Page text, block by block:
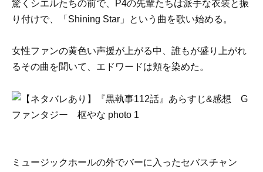
驚くシエルたちの前で、P4の先輩たちは派手な衣装と振
り付けで、「Shining Star」という曲を歌い始める。
女性ファンの黄色い声援が上がる中、誰もが盛り上がれ
るその曲を聞いて、エドワードは頬を染めた。
ミュージックホールの外でバーに入ったセバスチャン